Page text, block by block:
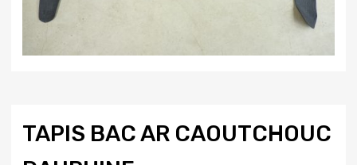
TAPIS BAC AR CAOUTCHOUC